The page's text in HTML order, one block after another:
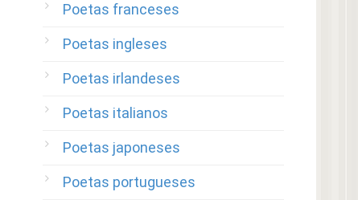
Poetas franceses
Poetas ingleses
Poetas irlandeses
Poetas italianos
Poetas japoneses
Poetas portugueses